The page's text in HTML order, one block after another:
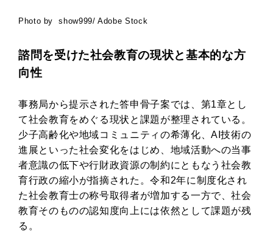
Photo by show999/ Adobe Stock
諮問を受けた社会教育の現状と基本的な方
向性
事務局から提示された答申骨子案では、第1章とし
て社会教育をめぐる現状と課題が整理されている。
少子高齢化や地域コミュニティの希薄化、AI技術の
進展といった社会変化をはじめ、地域活動への当事
者意識の低下や行財政資源の制約にともなう社会教
育行政の縮小が指摘された。令和2年に制度化され
た社会教育士の称号取得者が増加する一方で、社会
教育そのものの認知度向上には依然として課題が残
る。